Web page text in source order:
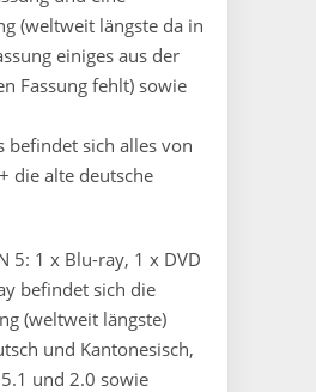
(weltweit längste da in
einiges aus der
Fassung fehlt) sowie
befindet sich alles von
die alte deutsche
5: 1 x Blu-ray, 1 x DVD
befindet sich die
(weltweit längste)
und Kantonesisch,
und 2.0 sowie